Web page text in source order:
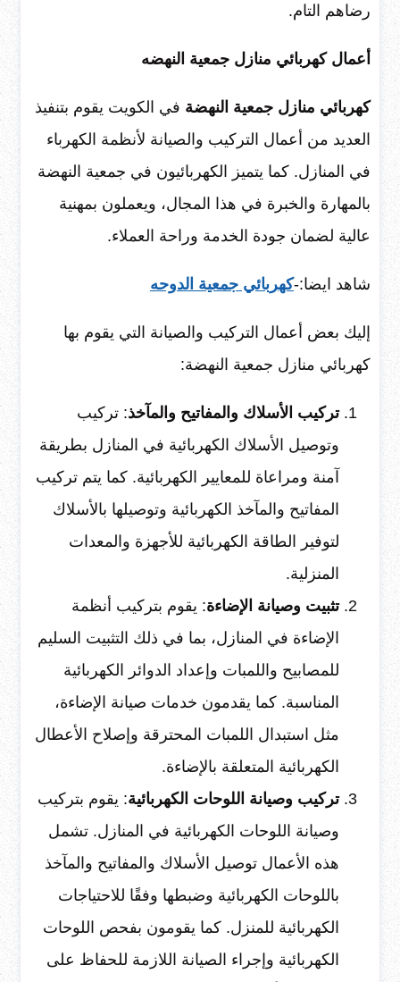
رضاهم التام.
أعمال كهربائي منازل جمعية النهضه
كهربائي منازل جمعية النهضة في الكويت يقوم بتنفيذ
العديد من أعمال التركيب والصيانة لأنظمة الكهرباء
في المنازل. كما يتميز الكهربائيون في جمعية النهضة
بالمهارة والخبرة في هذا المجال، ويعملون بمهنية
عالية لضمان جودة الخدمة وراحة العملاء.
شاهد ايضا:-كهربائي جمعية الدوحه
إليك بعض أعمال التركيب والصيانة التي يقوم بها
كهربائي منازل جمعية النهضة:
تركيب الأسلاك والمفاتيح والمآخذ: تركيب
وتوصيل الأسلاك الكهربائية في المنازل بطريقة
آمنة ومراعاة للمعايير الكهربائية. كما يتم تركيب
المفاتيح والمآخذ الكهربائية وتوصيلها بالأسلاك
لتوفير الطاقة الكهربائية للأجهزة والمعدات
المنزلية.
تثبيت وصيانة الإضاءة: يقوم بتركيب أنظمة
الإضاءة في المنازل، بما في ذلك التثبيت السليم
للمصابيح واللمبات وإعداد الدوائر الكهربائية
المناسبة. كما يقدمون خدمات صيانة الإضاءة،
مثل استبدال اللمبات المحترقة وإصلاح الأعطال
الكهربائية المتعلقة بالإضاءة.
تركيب وصيانة اللوحات الكهربائية: يقوم بتركيب
وصيانة اللوحات الكهربائية في المنازل. تشمل
هذه الأعمال توصيل الأسلاك والمفاتيح والمآخذ
باللوحات الكهربائية وضبطها وفقًا للاحتياجات
الكهربائية للمنزل. كما يقومون بفحص اللوحات
الكهربائية وإجراء الصيانة اللازمة للحفاظ على